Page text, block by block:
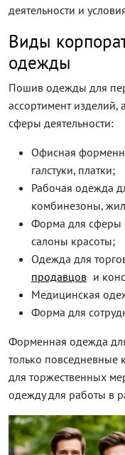
деятельности и
Виды
одежды
Пошив одежды для
ассортимент
сферы деятельности:
Офисная
галстуки, платки;
Рабочая одежда
комбинезоны,
Форма для сферы
салоны красоты;
Одежда для
продавцов и
Медицинская
Форма для
Форменная одежда
только повседневные
для торжественных
одежду для работы в